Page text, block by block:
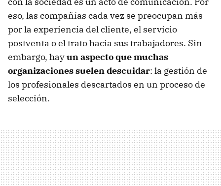
eso, las compañías cada vez se preocupan más
por la experiencia del cliente, el servicio
postventa o el trato hacia sus trabajadores. Sin
embargo, hayun aspecto que muchas
organizaciones suelen descuidar: la gestión de
los profesionales descartados en un proceso de
selección.